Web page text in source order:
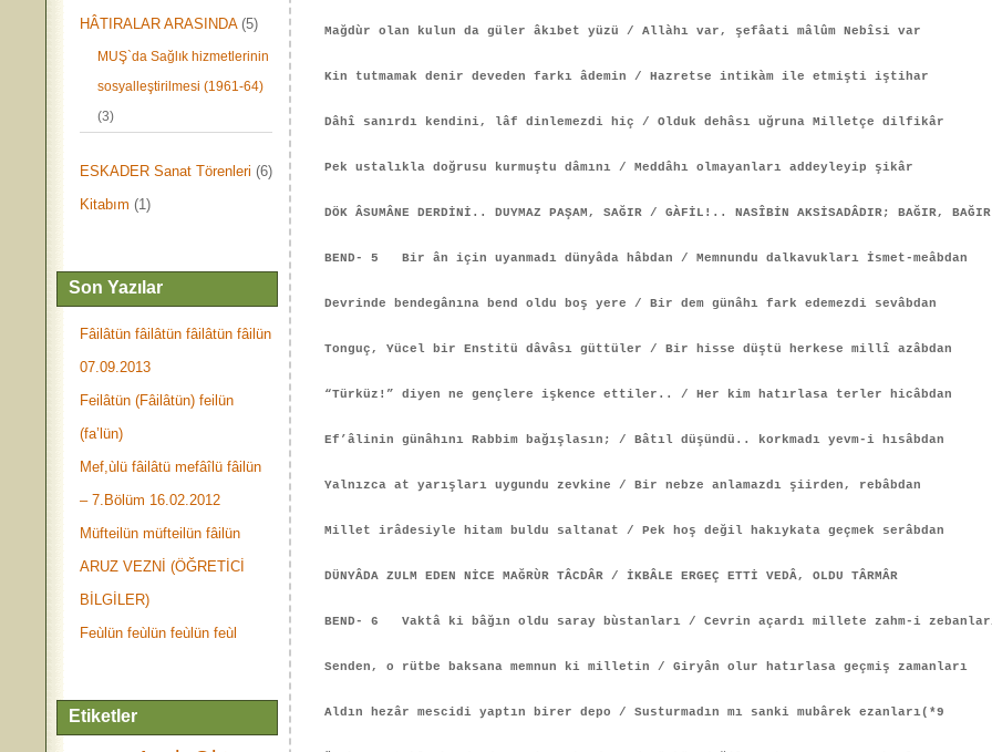
HÂTIRALAR ARASINDA(5)
MUŞ`da Sağlık hizmetlerinin
sosyalleştirilmesi (1961-64)
(3)
ESKADER Sanat Törenleri (6)
Kitabım (1)
Son Yazılar
Fâilâtün fâilâtün fâilâtün fâilün
07.09.2013
Feilâtün (Fâilâtün) feilün
(fa’lün)
Mef,ùlü fâilâtü mefâîlü fâilün
– 7.Bölüm 16.02.2012
Müfteilün müfteilün fâilün
ARUZ VEZNİ (ÖĞRETİCİ
BİLGİLER)
Feùlün feùlün feùlün feùl
Etiketler
Mağdùr olan kulun da güler âkıbet yüzü / Allàhı var, şefâati mâlûm Nebîsi var
Kin tutmamak denir deveden farkı âdemin / Hazretse intikàm ile etmişti iştihar
Dâhî sanırdı kendini, lâf dinlemezdi hiç / Olduk dehâsı uğruna Milletçe dilfikâr
Pek ustalıkla doğrusu kurmuştu dâmını / Meddâhı olmayanları addeyleyip şikâr
DÖK ÂSUMÂNE DERDİNİ.. DUYMAZ PAŞAM, SAĞIR / GÀFİL!.. NASÎBİN AKSİSADÂDIR; BAĞIR, BAĞIR
BEND- 5 Bir ân için uyanmadı dünyâda hâbdan / Memnundu dalkavukları İsmet-meâbdan
Devrinde bendegânına bend oldu boş yere / Bir dem günâhı fark edemezdi sevâbdan
Tonguç, Yücel bir Enstitü dâvâsı güttüler / Bir hisse düştü herkese millî azâbdan
“Türküz!” diyen ne gençlere işkence ettiler.. / Her kim hatırlasa terler hicâbdan
Ef’âlinin günâhını Rabbim bağışlasın; / Bâtıl düşündü.. korkmadı yevm-i hısâbdan
Yalnızca at yarışları uygundu zevkine / Bir nebze anlamazdı şiirden, rebâbdan
Millet irâdesiyle hitam buldu saltanat / Pek hoş değil hakıykata geçmek serâbdan
DÜNYÂDA ZULM EDEN NİCE MAĞRÙR TÂCDÂR / İKBÂLE ERGEÇ ETTİ VEDÂ, OLDU TÂRMÂR
BEND- 6 Vaktâ ki bâğın oldu saray bùstanları / Cevrin açardı millete zahm-i
Senden, o rütbe baksana memnun ki milletin / Giryân olur hatırlasa geçmiş zamanları
Aldın hezâr mescidi yaptın birer depo / Susturmadın mı sanki mubârek ezanları(*9